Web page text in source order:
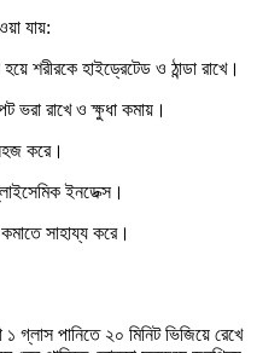
যায়:
শরীরকে হাইড্রেটেড ও ঠান্ডা রাখে।
ভরা রাখে ও ক্ষুধা কমায়।
করে।
ইনডেক্স।
সাহায্য করে।
গ্লাস পানিতে ২০ মিনিট ভিজিয়ে রেখে